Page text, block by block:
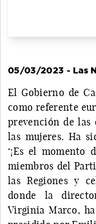
05/03/2023 - Las
El Gobierno de
como referente
prevención de
las mujeres. Ha
‘¡Es el momento
miembros del
las Regiones y
donde la
Virginia Marco,